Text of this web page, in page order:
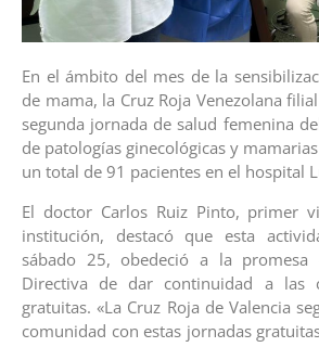
En el ámbito del mes de la
de mama, la Cruz Roja Venezolana
segunda jornada de salud femenina
de patologías ginecológicas y
un total de 91 pacientes en el hospital
El doctor Carlos Ruiz Pinto, primer
institución, destacó que esta
sábado 25, obedeció a la promesa
Directiva de dar continuidad a las
gratuitas. «La Cruz Roja de Valencia
comunidad con estas jornadas